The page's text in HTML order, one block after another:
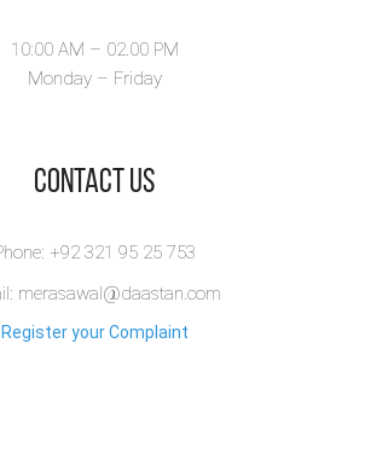
10:00 AM – 02.00 PM
Monday – Friday
​Contact Us
+92 321 95 25 753
merasawal@daastan.com
Register your Complaint